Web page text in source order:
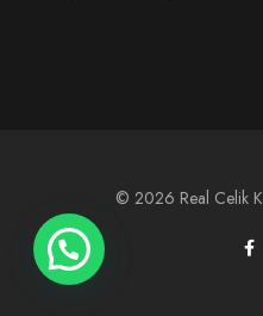
© 2026 Real Celik